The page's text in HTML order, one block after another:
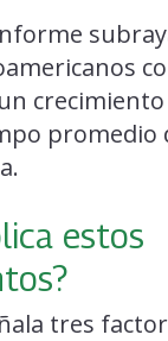
promedio
estos
tres